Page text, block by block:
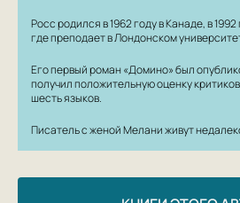
Росс родился в 1962 году в Канаде, в
где преподает в Лондонском
Его первый роман «Домино» был
получил положительную оценку
шесть языков.
Писатель с женой Мелани живут